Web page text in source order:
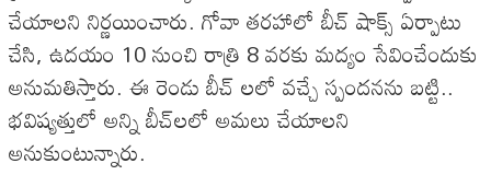
చేయాలని నిర్ణయించారు. గోవా తరహాలో బీచ్ షాక్స్ ఏర్పాటు
చేసి, ఉదయం 10 నుంచి రాత్రి 8 వరకు మద్యం సేవించేందుకు
అనుమతిస్తారు. ఈ రెండు బీచ్ లలో వచ్చే స్పందనను బట్టి..
భవిష్యత్తులో అన్ని బీచ్‌ల‌లో అమలు చేయాలని
అనుకుంటున్నారు.